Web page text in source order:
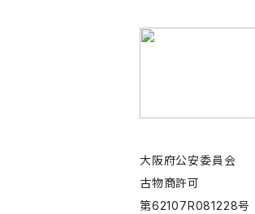
大阪府公安委員会
古物商許可
第62107R081228